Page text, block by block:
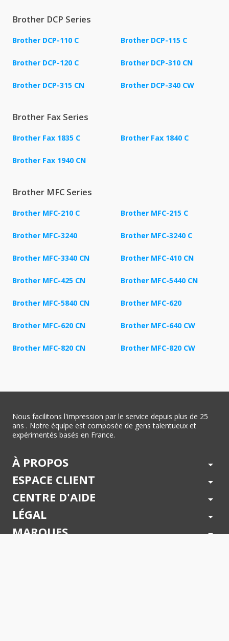
Brother DCP Series
Brother DCP-110 C Brother DCP-115 C
Brother DCP-120 C Brother DCP-310 CN
Brother DCP-315 CN Brother DCP-340 CW
Brother Fax Series
Brother Fax 1835 C Brother Fax 1840 C
Brother Fax 1940 CN
Brother MFC Series
Brother MFC-210 C Brother MFC-215 C
Brother MFC-3240 Brother MFC-3240 C
Brother MFC-3340 CN Brother MFC-410 CN
Brother MFC-425 CN Brother MFC-5440 CN
Brother MFC-5840 CN Brother MFC-620
Brother MFC-620 CN Brother MFC-640 CW
Brother MFC-820 CN Brother MFC-820 CW
Nous facilitons l'impression par le service depuis plus de 25
ans . Notre équipe est composée de gens talentueux et
expérimentés basés en France.
À PROPOS arrow_drop_down
ESPACE CLIENT arrow_drop_down
CENTRE D'AIDE arrow_drop_down
LÉGAL arrow_drop_down
MARQUES arrow_drop_down